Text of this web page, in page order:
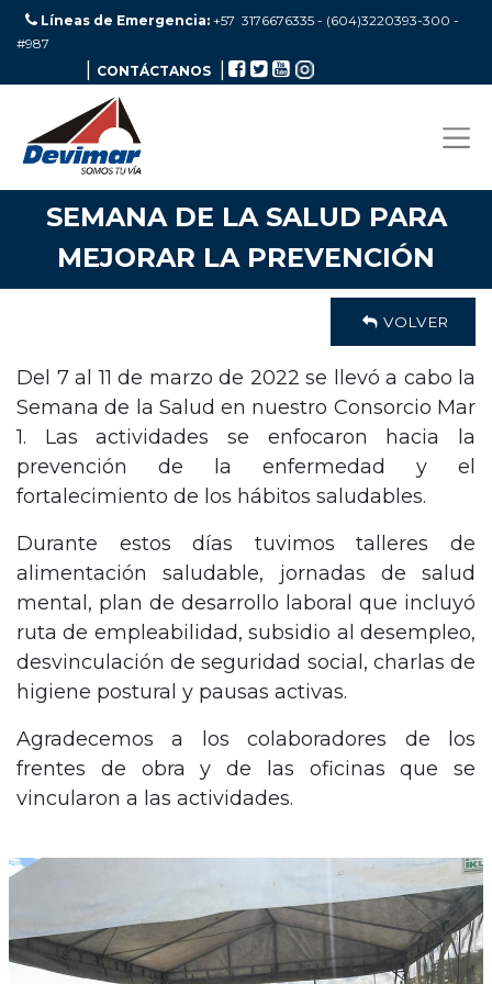
Líneas de Emergencia: +57 3176676335 - (604)3220393-300 -
#987
CONTÁCTANOS
SEMANA DE LA SALUD PARA
MEJORAR LA PREVENCIÓN
VOLVER
Del 7 al 11 de marzo de 2022 se llevó a cabo la
Semana de la Salud en nuestro Consorcio Mar
1. Las actividades se enfocaron hacia la
prevención de la enfermedad y el
fortalecimiento de los hábitos saludables.
Durante estos días tuvimos talleres de
alimentación saludable, jornadas de salud
mental, plan de desarrollo laboral que incluyó
ruta de empleabilidad, subsidio al desempleo,
desvinculación de seguridad social, charlas de
higiene postural y pausas activas.
Agradecemos a los colaboradores de los
frentes de obra y de las oficinas que se
vincularon a las actividades.